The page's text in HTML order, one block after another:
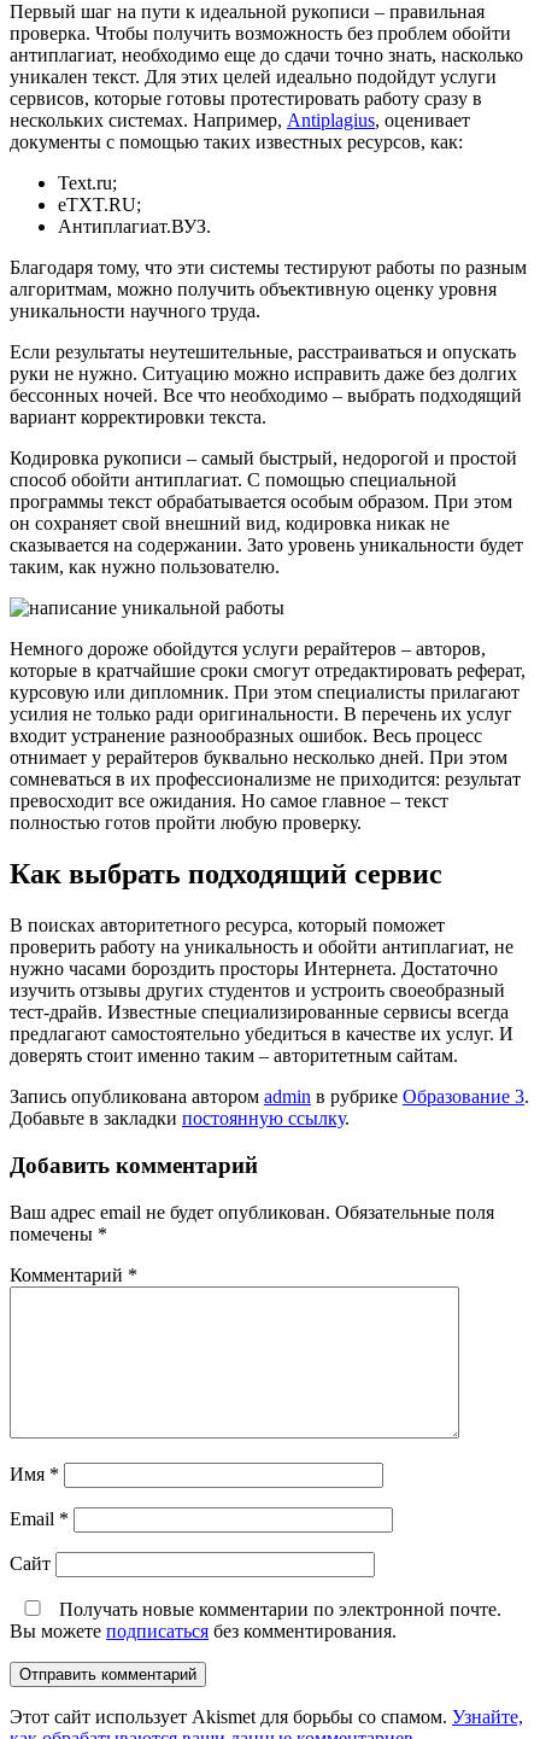
Первый шаг на пути к идеальной рукописи – правильная
проверка. Чтобы получить возможность без проблем обойти
антиплагиат, необходимо еще до сдачи точно знать, насколько
уникален текст. Для этих целей идеально подойдут услуги
сервисов, которые готовы протестировать работу сразу в
нескольких системах. Например, Antiplagius, оценивает
документы с помощью таких известных ресурсов, как:
Text.ru;
eTXT.RU;
Антиплагиат.ВУЗ.
Благодаря тому, что эти системы тестируют работы по разным
алгоритмам, можно получить объективную оценку уровня
уникальности научного труда.
Если результаты неутешительные, расстраиваться и опускать
руки не нужно. Ситуацию можно исправить даже без долгих
бессонных ночей. Все что необходимо – выбрать подходящий
вариант корректировки текста.
Кодировка рукописи – самый быстрый, недорогой и простой
способ обойти антиплагиат. С помощью специальной
программы текст обрабатывается особым образом. При этом
он сохраняет свой внешний вид, кодировка никак не
сказывается на содержании. Зато уровень уникальности будет
таким, как нужно пользователю.
Немного дороже обойдутся услуги рерайтеров – авторов,
которые в кратчайшие сроки смогут отредактировать реферат,
курсовую или дипломник. При этом специалисты прилагают
усилия не только ради оригинальности. В перечень их услуг
входит устранение разнообразных ошибок. Весь процесс
отнимает у рерайтеров буквально несколько дней. При этом
сомневаться в их профессионализме не приходится: результат
превосходит все ожидания. Но самое главное – текст
полностью готов пройти любую проверку.
Как выбрать подходящий сервис
В поисках авторитетного ресурса, который поможет
проверить работу на уникальность и обойти антиплагиат, не
нужно часами бороздить просторы Интернета. Достаточно
изучить отзывы других студентов и устроить своеобразный
тест-драйв. Известные специализированные сервисы всегда
предлагают самостоятельно убедиться в качестве их услуг. И
доверять стоит именно таким – авторитетным сайтам.
Запись опубликована автором admin в рубрике Образование 3.
Добавьте в закладки постоянную ссылку.
Добавить комментарий
Ваш адрес email не будет опубликован. Обязательные поля
помечены *
Комментарий *
Имя *
Email *
Сайт
Получать новые комментарии по электронной почте.
Вы можете подписаться без комментирования.
Этот сайт использует Akismet для борьбы со спамом. Узнайте,